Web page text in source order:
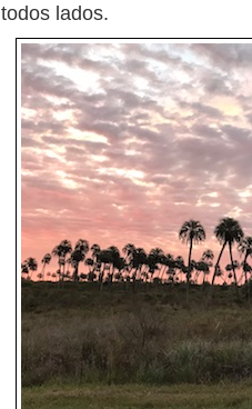
todos lados.